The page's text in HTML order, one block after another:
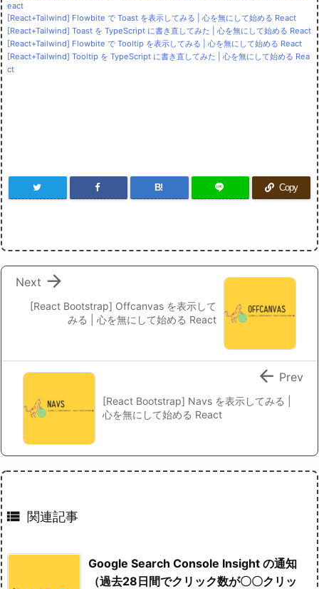
eact
[React+Tailwind] Flowbite で Toast を表示してみる | 心を無にして始める React
[React+Tailwind] Toast を TypeScript に書き直してみた | 心を無にして始める React
[React+Tailwind] Flowbite で Tooltip を表示してみる | 心を無にして始める React
[React+Tailwind] Tooltip を TypeScript に書き直してみた | 心を無にして始める Rea
ct
B! Copy
[React Bootstrap] Offcanvas を表示して
みる | 心を無にして始める React

Next
[React Bootstrap] Navs を表示してみる |
心を無にして始める React
 Prev
 関連記事
Google Search Console Insight の通知
（過去28日間でクリック数が〇〇クリッ